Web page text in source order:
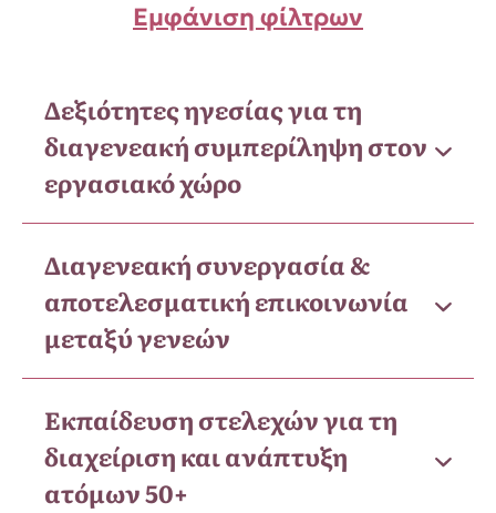
Εμφάνιση φίλτρων
Δεξιότητες ηγεσίας για τη
διαγενεακή συμπερίληψη στον
εργασιακό χώρο
Διαγενεακή συνεργασία &
αποτελεσματική επικοινωνία
μεταξύ γενεών
Εκπαίδευση στελεχών για τη
διαχείριση και ανάπτυξη
ατόμων 50+